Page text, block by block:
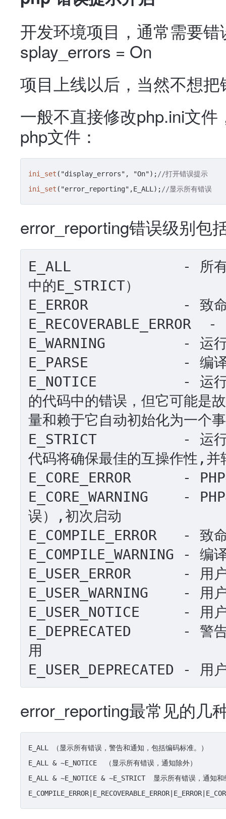
开发环境项目，通常需要
splay_errors = On
项目上线以后，当然不想
一般不直接修改php.ini文
php文件：
ini_set ("display_errors", "On"); //打开错误提示
ini_set ("error_reporting",E_ALL); //显示所有错误
error_reporting错误级别包
E_ALL             - 所有错
中的E_STRICT）
E_ERROR           - 致命
E_RECOVERABLE_ERROR
E_WARNING         - 运行
E_PARSE           - 编译
E_NOTICE          - 运行时
的代码中的错误，但它可能是
量和赖于它自动初始化为一个
E_STRICT          - 运行时
代码将确保最佳的互操作性,并
E_CORE_ERROR      - PHP
E_CORE_WARNING    -
误）,初次启动
E_COMPILE_ERROR   - 致
E_COMPILE_WARNING - 编
E_USER_ERROR      - 用户
E_USER_WARNING    - 用
E_USER_NOTICE     - 用户
E_DEPRECATED      - 警告
用
E_USER_DEPRECATED - 用
error_reporting最常见的几
E_ALL （显示所有错误，警告和通知，包括编码标准。）
E_ALL & ~E_NOTICE  （显示所有错误，通知除外）
E_ALL & ~E_NOTICE & ~E_STRICT  显示所有错误，通知和